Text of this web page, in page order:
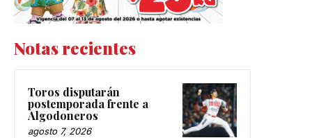
Notas recientes
Toros disputarán
postemporada frente a
Algodoneros
agosto 7, 2026